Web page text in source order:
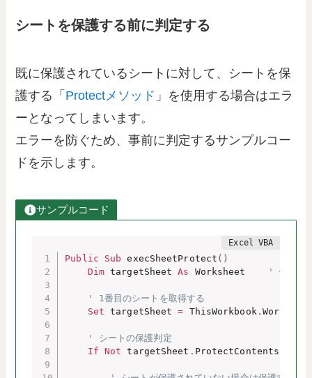
シートを保護する前に判定する
既に保護されているシートに対して、シートを保
護する「 Protectメソッド 」を使用する場合はエラ
ーとなってしまいます。
エラーを防ぐため、事前に判定するサンプルコー
ドを示します。
サンプルコード
Public Sub execSheetProtect ( )
Dim targetSheet As Worksheet ' 保護対
' 1番目のシートを取得する
Set targetSheet = ThisWorkbook .
' シートの保護判定
If Not targetSheet . ProtectContents